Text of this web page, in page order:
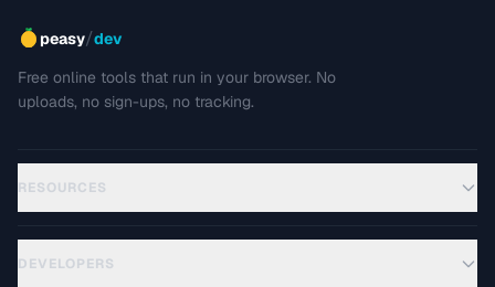
peasy/dev
Free online tools that run in your browser. No
uploads, no sign-ups, no tracking.
RESOURCES
DEVELOPERS